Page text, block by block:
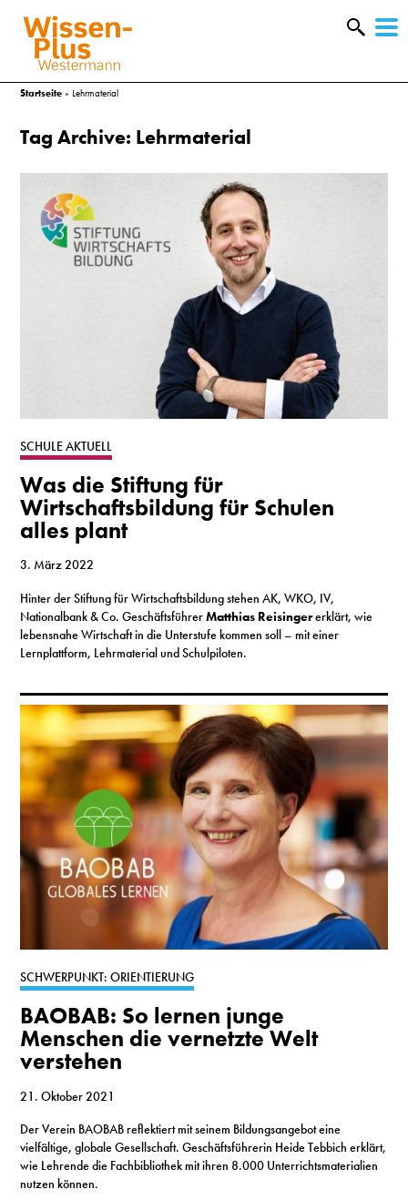
Startseite » Lehrmaterial
Tag Archive: Lehrmaterial
SCHULE AKTUELL
Was die Stiftung für
Wirtschaftsbildung für Schulen
alles plant
3. März 2022
Hinter der Stiftung für Wirtschaftsbildung stehen AK, WKO, IV,
Nationalbank & Co. GeschäftsführerMatthias Reisingererklärt, wie
lebensnahe Wirtschaft in die Unterstufe kommen soll – mit einer
Lernplattform, Lehrmaterial und Schulpiloten.
SCHWERPUNKT: ORIENTIERUNG
BAOBAB: So lernen junge
Menschen die vernetzte Welt
verstehen
21. Oktober 2021
Der Verein BAOBAB reflektiert mit seinem Bildungsangebot eine
vielfältige, globale Gesellschaft. Geschäftsführerin Heide Tebbich erklärt,
wie Lehrende die Fachbibliothek mit ihren 8.000 Unterrichtsmaterialien
nutzen können.